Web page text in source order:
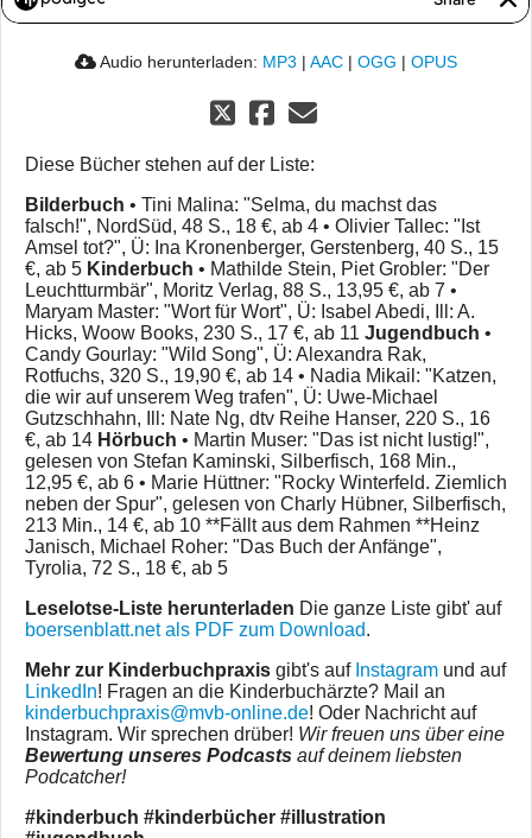
Audio herunterladen: MP3 | AAC | OGG | OPUS
Diese Bücher stehen auf der Liste:
Bilderbuch • Tini Malina: "Selma, du machst das
falsch!", NordSüd, 48 S., 18 €, ab 4 • Olivier Tallec: "Ist
Amsel tot?", Ü: Ina Kronenberger, Gerstenberg, 40 S., 15
€, ab 5 Kinderbuch • Mathilde Stein, Piet Grobler: "Der
Leuchtturmbär", Moritz Verlag, 88 S., 13,95 €, ab 7 •
Maryam Master: "Wort für Wort", Ü: Isabel Abedi, Ill: A.
Hicks, Woow Books, 230 S., 17 €, ab 11 Jugendbuch •
Candy Gourlay: "Wild Song", Ü: Alexandra Rak,
Rotfuchs, 320 S., 19,90 €, ab 14 • Nadia Mikail: "Katzen,
die wir auf unserem Weg trafen", Ü: Uwe-Michael
Gutzschhahn, Ill: Nate Ng, dtv Reihe Hanser, 220 S., 16
€, ab 14 Hörbuch • Martin Muser: "Das ist nicht lustig!",
gelesen von Stefan Kaminski, Silberfisch, 168 Min.,
12,95 €, ab 6 • Marie Hüttner: "Rocky Winterfeld. Ziemlich
neben der Spur", gelesen von Charly Hübner, Silberfisch,
213 Min., 14 €, ab 10 **Fällt aus dem Rahmen **Heinz
Janisch, Michael Roher: "Das Buch der Anfänge",
Tyrolia, 72 S., 18 €, ab 5
Leselotse-Liste herunterladen Die ganze Liste gibt' auf
boersenblatt.net als PDF zum Download.
Mehr zur Kinderbuchpraxis gibt's auf Instagram und auf
LinkedIn! Fragen an die Kinderbuchärzte? Mail an
kinderbuchpraxis@mvb-online.de! Oder Nachricht auf
Instagram. Wir sprechen drüber! Wir freuen uns über eine
Bewertung unseres Podcasts auf deinem liebsten
Podcatcher!
#kinderbuch #kinderbücher #illustration